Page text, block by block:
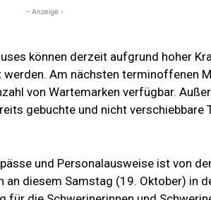
- Anzeige -
können derzeit aufgrund hoher
Am nächsten terminoffenen
von Wartemarken verfügbar.
gebuchte und nicht verschiebbare
und Personalausweise ist von
diesem Samstag (19. Oktober) in